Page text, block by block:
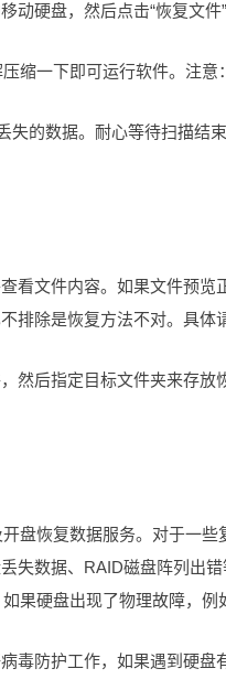
硬盘，然后点击“恢复文件”
缩一下即可运行软件。注意
失的数据。耐心等待扫描
看文件内容。如果文件预
排除是恢复方法不对。具体
然后指定目标文件夹来存
盘恢复数据服务。对于一
失数据、RAID磁盘阵列出
果硬盘出现了物理故障，例
毒防护工作，如果遇到硬